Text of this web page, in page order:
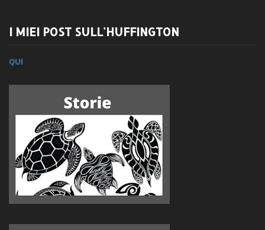
I MIEI POST SULL'HUFFINGTON
QUI